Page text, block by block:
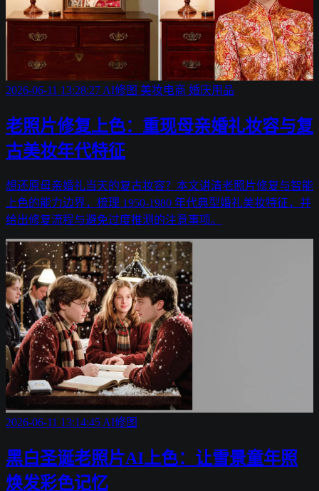
2026-06-11 13:28:27AI修图 美妆电商 婚庆用品
老照片修复上色：重现母亲婚礼妆容与复
古美妆年代特征
想还原母亲婚礼当天的复古妆容？本文讲清老照片修复与智能
上色的能力边界，梳理 1950-1980 年代典型婚礼美妆特征，并
给出修复流程与避免过度推测的注意事项。
2026-06-11 13:14:45 AI修图
黑白圣诞老照片AI上色：让雪景童年照
焕发彩色记忆